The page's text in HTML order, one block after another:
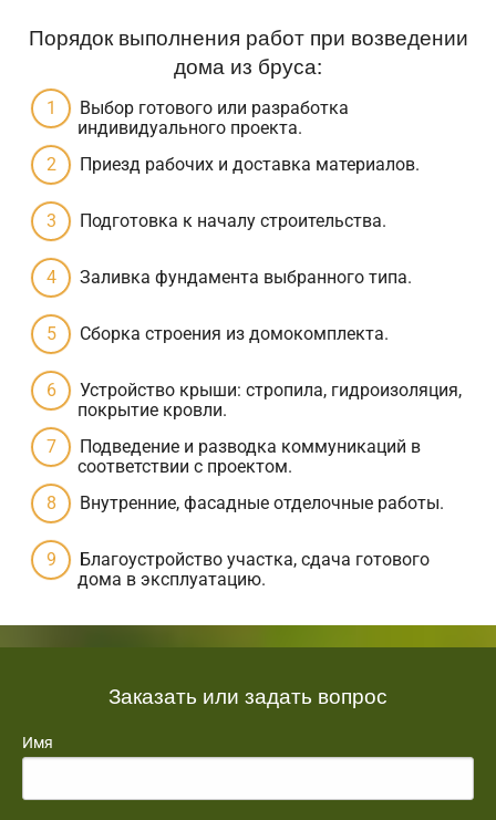
Порядок выполнения работ при возведении
дома из бруса:
Выбор готового или разработка
индивидуального проекта.
Приезд рабочих и доставка материалов.
Подготовка к началу строительства.
Заливка фундамента выбранного типа.
Сборка строения из домокомплекта.
Устройство крыши: стропила, гидроизоляция,
покрытие кровли.
Подведение и разводка коммуникаций в
соответствии с проектом.
Внутренние, фасадные отделочные работы.
Благоустройство участка, сдача готового
дома в эксплуатацию.
Заказать или задать вопрос
Имя